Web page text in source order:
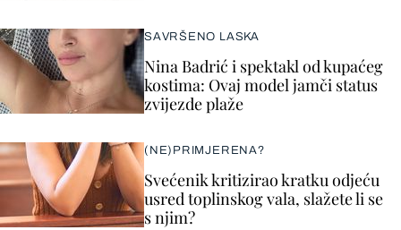
SAVRŠENO LASKA
Nina Badrić i spektakl od kupaćeg
kostima: Ovaj model jamči status
zvijezde plaže
(NE)PRIMJERENA?
Svećenik kritizirao kratku odjeću
usred toplinskog vala, slažete li se
s njim?